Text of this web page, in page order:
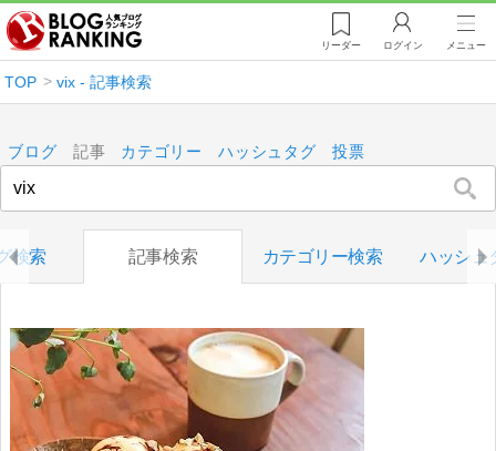
リーダー ログイン メニュー
TOP vix - 記事検索
ブログ 記事 カテゴリー ハッシュタグ 投票
検索 記事検索 カテゴリー検索 ハッシュ